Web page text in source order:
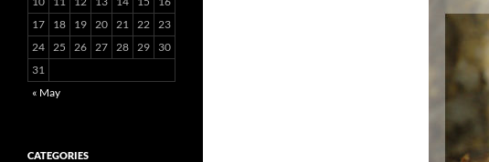
17
18 19 20 21 22 23
24 25 26 27 28 29
30
31
« May
CATEGORIES